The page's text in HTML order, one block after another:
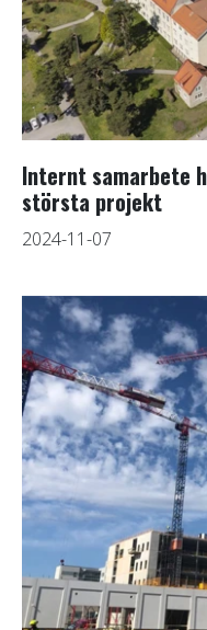
Internt samarbete
största projekt
2024-11-07